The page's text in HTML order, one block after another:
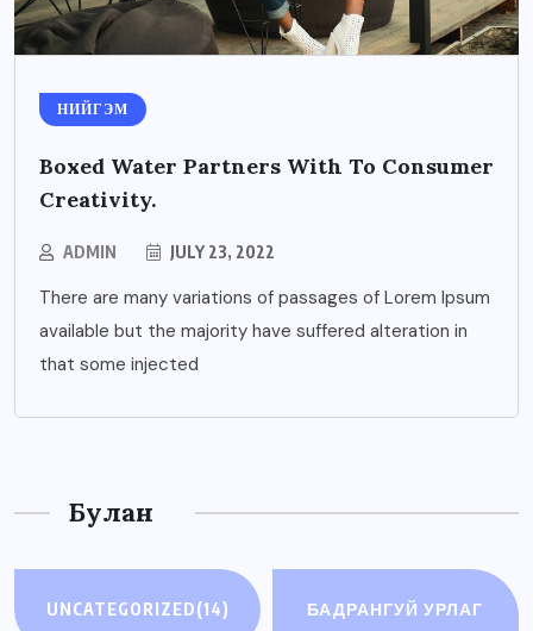
НИЙГЭМ
Boxed Water Partners With To Consumer
Creativity.
ADMIN JULY 23, 2022
There are many variations of passages of Lorem Ipsum
available but the majority have suffered alteration in
that some injected
Булан
UNCATEGORIZED(14)
БАДРАНГУЙ УРЛАГ